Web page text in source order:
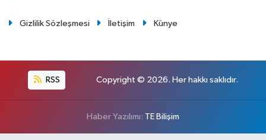
Gizlilik Sözleşmesi İletişim Künye
RSS Copyright © 2026. Her hakkı saklıdır.
Haber Yazılımı: TE Bilişim